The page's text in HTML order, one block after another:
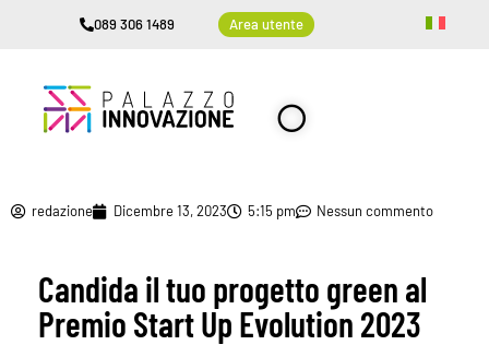
089 306 1489 Area utente
redazione Dicembre 13, 2023 5:15 pm Nessun commento
Candida il tuo progetto green al
Premio Start Up Evolution 2023